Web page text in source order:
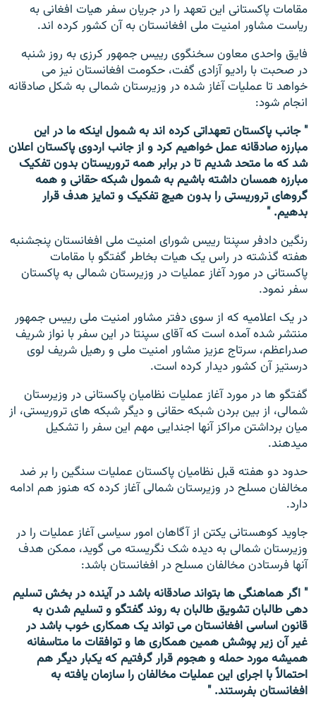
همۀ سایت‌های رادیو آزادی/ رادیو اروپای آزاد
مقامات پاکستانی این تعهد را در جریان سفر هیات افغانی به
ریاست مشاور امنیت ملی افغانستان به آن کشور کرده اند.
فایق واحدی معاون سخنگوی رییس جمهور کرزی به روز شنبه
در صحبت با رادیو آزادی گفت، حکومت افغانستان نیز می
خواهد تا عملیات آغاز شده در وزیرستان شمالی به شکل صادقانه
انجام شود:
" جانب پاکستان تعهداتی کرده اند به شمول اینکه ما در این
مبارزه صادقانه عمل خواهیم کرد و از جانب اردوی پاکستان اعلان
شد که ما متحد شدیم تا در برابر همه تروریستان بدون تفکیک
مبارزه همسان داشته باشیم به شمول شبکه حقانی و همه
گروهای تروریستی را بدون هیچ تفکیک و تمایز هدف قرار
بدهیم. "
رنگین دادفر سپنتا رییس شورای امنیت ملی افغانستان پنجشنبه
هفته گذشته در راس یک هیات بخاطر گفتگو با مقامات
پاکستانی در مورد آغاز عملیات در وزیرستان شمالی به پاکستان
سفر نمود.
در یک اعلامیه که از سوی دفتر مشاور امنیت ملی رییس جمهور
منتشر شده آمده است که آقای سپنتا در این سفر با نواز شریف
صدراعظم، سرتاج عزیز مشاور امنیت ملی و رهیل شریف لوی
درستیز آن کشور دیدار کرده است.
گفتگو ها در مورد آغاز عملیات نظامیان پاکستانی در وزیرستان
شمالی، از بین بردن شبکه حقانی و دیگر شبکه های تروریستی، از
میان برداشتن مراکز آنها اجندایی مهم این سفر را تشکیل
میدهند.
حدود دو هفته قبل نظامیان پاکستان عملیات سنگین را بر ضد
مخالفان مسلح در وزیرستان شمالی آغاز کرده که هنوز هم ادامه
دارد.
جاوید کوهستانی یکتن از آگاهان امور سیاسی آغاز عملیات را در
وزیرستان شمالی به دیده شک نگریسته می گوید، ممکن هدف
آنها فرستادن مخالفان مسلح در افغانستان باشد:
" اگر هماهنگی ها بتواند صادقانه باشد در آینده در بخش تسلیم
دهی طالبان تشویق طالبان به روند گفتگو و تسلیم شدن به
قانون اساسی افغانستان می تواند یک همکاری خوب باشد در
غیر آن زیر پوشش همین همکاری ها و توافقات ما متاسفانه
همیشه مورد حمله و هجوم قرار گرفتیم که یکبار دیگر هم
احتمالاً با اجرای این عملیات مخالفان را سازمان یافته به
افغانستان بفرستند. "